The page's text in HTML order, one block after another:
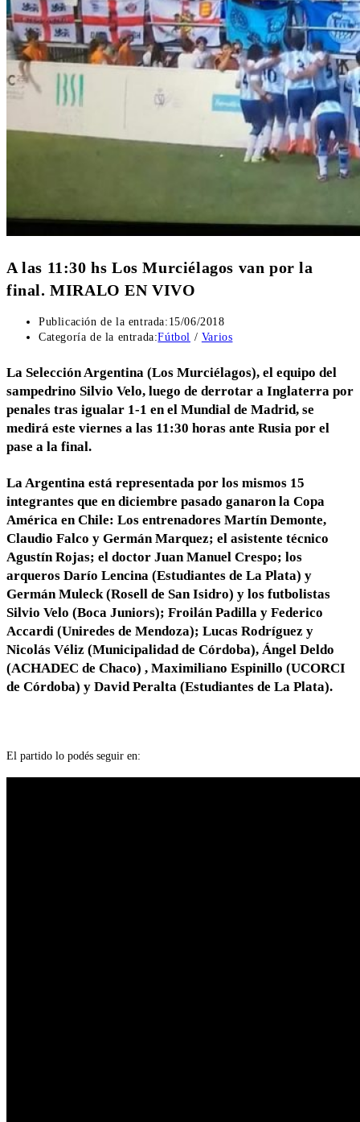
A las 11:30 hs Los Murciélagos van por la
final. MIRALO EN VIVO
Publicación de la entrada: 15/06/2018
Categoría de la entrada:Fútbol / Varios
La Selección Argentina (Los Murciélagos), el equipo del
sampedrino Silvio Velo, luego de derrotar a Inglaterra por
penales tras igualar 1-1 en el Mundial de Madrid, se
medirá este viernes a las 11:30 horas ante Rusia por el
pase a la final.
La Argentina está representada por los mismos 15
integrantes que en diciembre pasado ganaron la Copa
América en Chile: Los entrenadores Martín Demonte,
Claudio Falco y Germán Marquez; el asistente técnico
Agustín Rojas; el doctor Juan Manuel Crespo; los
arqueros Darío Lencina (Estudiantes de La Plata) y
Germán Muleck (Rosell de San Isidro) y los futbolistas
Silvio Velo (Boca Juniors); Froilán Padilla y Federico
Accardi (Uniredes de Mendoza); Lucas Rodríguez y
Nicolás Véliz (Municipalidad de Córdoba), Ángel Deldo
(ACHADEC de Chaco) , Maximiliano Espinillo (UCORCI
de Córdoba) y David Peralta (Estudiantes de La Plata).
El partido lo podés seguir en: